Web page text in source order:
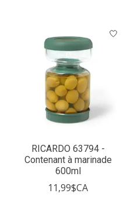
RICARDO 63794 -
Contenant à marinade
600ml
11,99$CA